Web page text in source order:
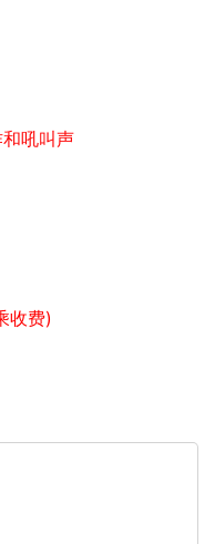
吼叫声
收费)